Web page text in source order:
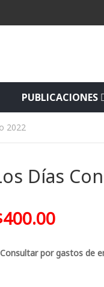
PUBLICACIONES
2022
Días
400.00
por gastos de